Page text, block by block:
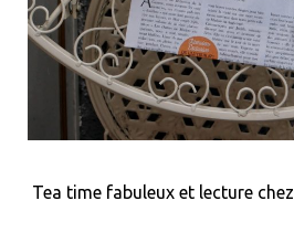
Tea time fabuleux et lecture chez